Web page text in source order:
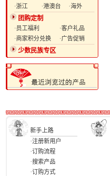
·浙江
·港澳台 ·海外
团购定制
·员工福利
·客户礼品
·商家积分兑换
·广告促销
少数民族专区
新手上路
·注册新用户
·订购流程
·搜索产品
·订购方式